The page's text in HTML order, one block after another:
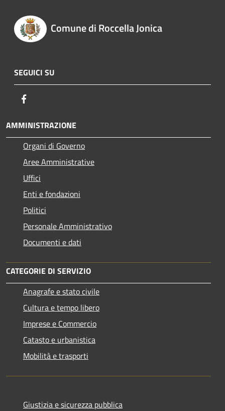
Comune di Roccella Jonica
SEGUICI SU
AMMINISTRAZIONE
Organi di Governo
Aree Amministrative
Uffici
Enti e fondazioni
Politici
Personale Amministrativo
Documenti e dati
CATEGORIE DI SERVIZIO
Anagrafe e stato civile
Cultura e tempo libero
Imprese e Commercio
Catasto e urbanistica
Mobilità e trasporti
Giustizia e sicurezza pubblica